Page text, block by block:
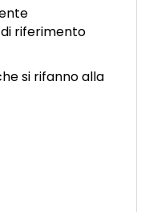
riferimento
si rifanno alla